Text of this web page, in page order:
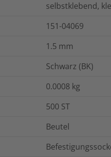
selbstklebend,
151-04069
1.5 mm
Schwarz (BK)
0.0008 kg
500 ST
Beutel